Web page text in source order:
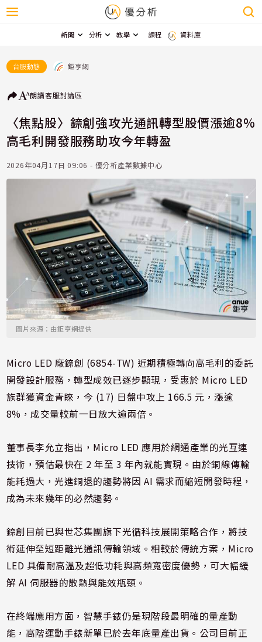
新聞 分析 教學 課程 資料庫
台股動態 鉅亨網
朗讀客服討論區
〈焦點股〉錼創強攻光通訊轉型股價漲逾8%
高毛利開發服務助攻今年轉盈
2026年04月17日 09:06 - 優分析產業數據中心
圖片來源：由鉅亨網提供
Micro LED 廠錼創 (6854-TW) 近期積極轉向高毛利的委託
開發設計服務，轉型成效已逐步顯現，受惠於 Micro LED
族群獲資金青睞，今 (17) 日盤中攻上 166.5 元，漲逾
8%，成交量較前一日放大逾兩倍。
董事長李允立指出，Micro LED 應用於網通產業的光互連
技術，預估最快在 2 年至 3 年內就能實現。由於銅線傳輸
能耗過大，光進銅退的趨勢將因 AI 需求而縮短開發時程，
成為未來幾年的必然趨勢。
錼創目前已與世芯集團旗下光循科技展開策略合作，將技
術延伸至短距離光通訊傳輸領域。相較於傳統方案，Micro
LED 具備耐高溫及超低功耗與高頻寬密度優勢，可大幅緩
解 AI 伺服器的散熱與能效瓶頸。
在終端應用方面，智慧手錶仍是現階段最明確的量產動
能，高階運動手錶新單已於去年底量產出貨。公司目前正